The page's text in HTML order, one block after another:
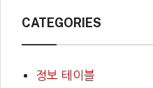
CATEGORIES
정보 테이블